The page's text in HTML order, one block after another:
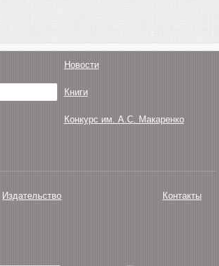
Новости
Книги
Конкурс им. А.С. Макаренко
Издательство Контакты